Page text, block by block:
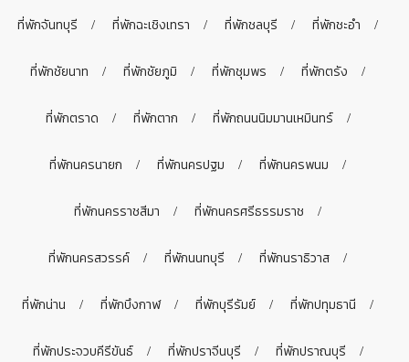
ที่พักจันทบุรี ที่พักฉะเชิงเทรา ที่พักชลบุรี ที่พักชะอำ
ที่พักชัยนาท ที่พักชัยภูมิ ที่พักชุมพร ที่พักตรัง
ที่พักตราด ที่พักตาก ที่พักถนนนิมมานเหมินทร์
ที่พักนครนายก ที่พักนครปฐม ที่พักนครพนม
ที่พักนครราชสีมา ที่พักนครศรีธรรมราช
ที่พักนครสวรรค์ ที่พักนนทบุรี ที่พักนราธิวาส
ที่พักน่าน ที่พักบึงกาฬ ที่พักบุรีรัมย์ ที่พักปทุมธานี
ที่พักประจวบคีรีขันธ์ ที่พักปราจีนบุรี ที่พักปราณบุรี